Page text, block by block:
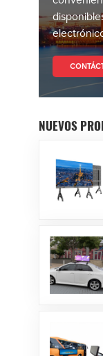
NUEVOS